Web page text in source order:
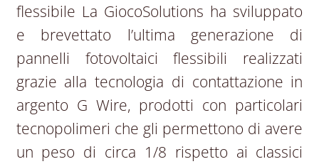
flessibile La GiocoSolutions ha sviluppato
e brevettato l’ultima generazione di
pannelli fotovoltaici flessibili realizzati
grazie alla tecnologia di contattazione in
argento G Wire, prodotti con particolari
tecnopolimeri che gli permettono di avere
un peso di circa 1/8 rispetto ai classici